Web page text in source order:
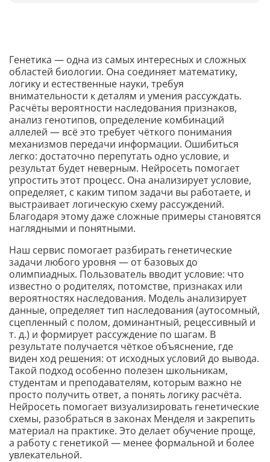
Генетика — одна из самых интересных и сложных
областей биологии. Она соединяет математику,
логику и естественные науки, требуя
внимательности к деталям и умения рассуждать.
Расчёты вероятности наследования признаков,
анализ генотипов, определение комбинаций
аллелей — всё это требует чёткого понимания
механизмов передачи информации. Ошибиться
легко: достаточно перепутать одно условие, и
результат будет неверным. Нейросеть помогает
упростить этот процесс. Она анализирует условие,
определяет, с каким типом задачи вы работаете, и
выстраивает логическую схему рассуждений.
Благодаря этому даже сложные примеры становятся
наглядными и понятными.
Наш сервис помогает разбирать генетические
задачи любого уровня — от базовых до
олимпиадных. Пользователь вводит условие: что
известно о родителях, потомстве, признаках или
вероятностях наследования. Модель анализирует
данные, определяет тип наследования (аутосомный,
сцепленный с полом, доминантный, рецессивный и
т. д.) и формирует рассуждение по шагам. В
результате получается чёткое объяснение, где
виден ход решения: от исходных условий до вывода.
Такой подход особенно полезен школьникам,
студентам и преподавателям, которым важно не
просто получить ответ, а понять логику расчёта.
Нейросеть помогает визуализировать генетические
схемы, разобраться в законах Менделя и закрепить
материал на практике. Это делает обучение проще,
а работу с генетикой — менее формальной и более
увлекательной.